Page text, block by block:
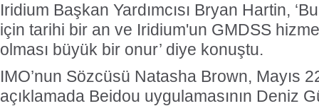
Iridium Başkan Yardımcısı Bryan Hartin,
için tarihi bir an ve Iridium'un GMDSS
olması büyük bir onur’ diye konuştu.
IMO’nun Sözcüsü Natasha Brown, Mayıs
açıklamada Beidou uygulamasının Deniz